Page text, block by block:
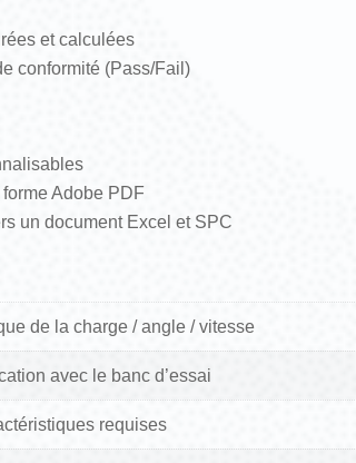
et calculées
conformité (Pass/Fail)
Adobe PDF
un document Excel et SPC
de la charge / angle / vitesse
avec le banc d’essai
requises